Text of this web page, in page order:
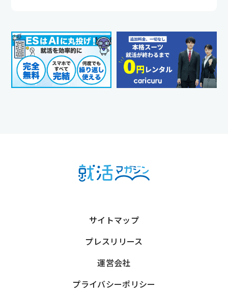
サイトマップ
プレスリリース
運営会社
プライバシーポリシー